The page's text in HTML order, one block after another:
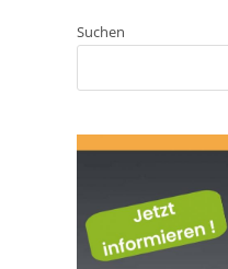
Suchen